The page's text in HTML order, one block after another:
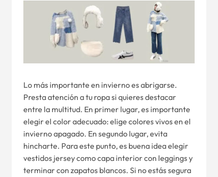
Lo más importante en invierno es abrigarse.
Presta atención a tu ropa si quieres destacar
entre la multitud. En primer lugar, es importante
elegir el color adecuado: elige colores vivos en el
invierno apagado. En segundo lugar, evita
hincharte. Para este punto, es buena idea elegir
vestidos jersey como capa interior con leggings y
terminar con zapatos blancos. Si no estás segura